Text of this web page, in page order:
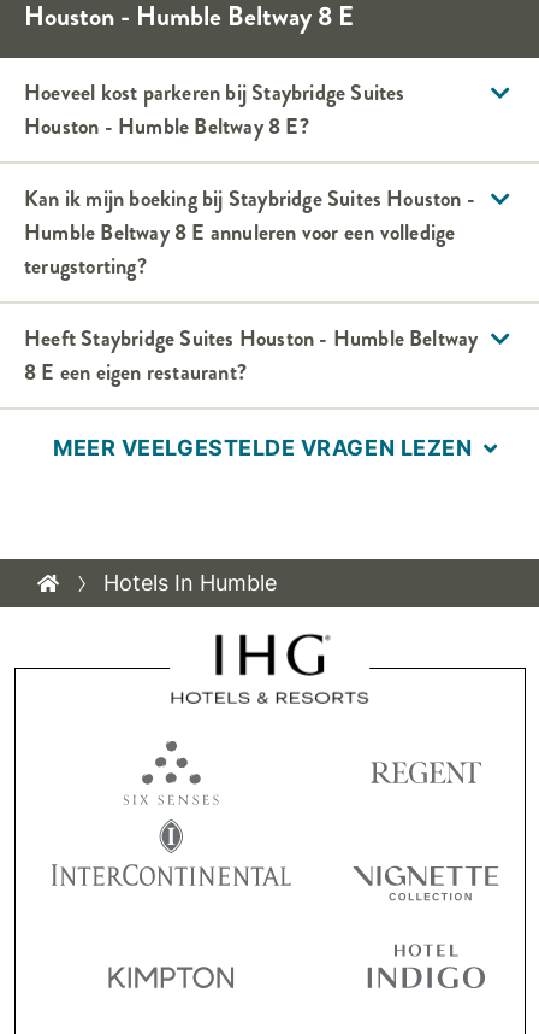
Houston - Humble Beltway 8 E
Hoeveel kost parkeren bijStaybridge Suites
Houston - Humble Beltway 8 E?
Kan ik mijn boeking bij Staybridge Suites Houston -
Humble Beltway 8 E annuleren voor een volledige
terugstorting?
HeeftStaybridge Suites Houston - Humble Beltway
8 E een eigen restaurant?
MEER VEELGESTELDE VRAGEN LEZEN
Hotels In Humble